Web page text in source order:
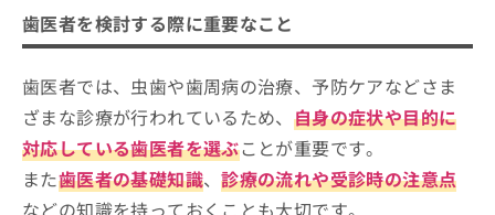
芦屋市で評判の歯医者 おすすめ10選
むらまつ歯科クリニック
芦屋浜風のはいしゃさん 神田歯科
はぐるまデンタルクリニック
芦屋まにわ歯科
芦屋M&S歯科・矯正クリニック 本院
歯医者を検討する際に重要なこと
歯医者では、虫歯や歯周病の治療、予防ケアなどさま
ざまな診療が行われているため、 自身の症状や目的に
対応している歯医者を選ぶことが重要です。
また歯医者の基礎知識、診療の流れや受診時の注意点
などの知識を持っておくことも大切です。
予
約・
症状
相談
など
はで
きま
せん
ので
ご了
情
報
拡
充
の
お
申
し
込
み
料
の
ご
請
求
は
こ
ち
ら